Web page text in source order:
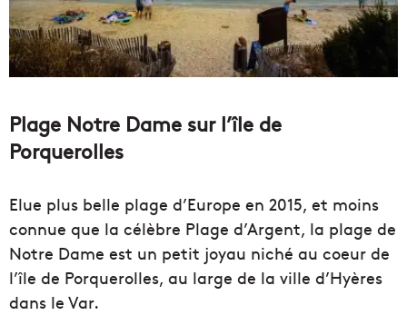
Plage Notre Dame sur l’île de
Porquerolles
Elue plus belle plage d’Europe en 2015, et moins
connue que la célèbre Plage d’Argent, la plage de
Notre Dame est un petit joyau niché au coeur de
l’île de Porquerolles, au large de la ville d’Hyères
dans le Var.